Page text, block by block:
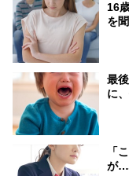
16
を
最
に
「
が…